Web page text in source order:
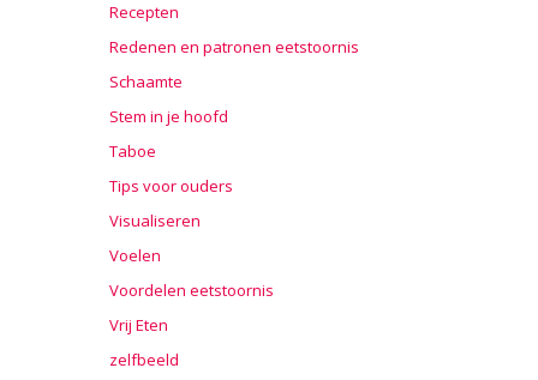
Recepten
Redenen en patronen eetstoornis
Schaamte
Stem in je hoofd
Taboe
Tips voor ouders
Visualiseren
Voelen
Voordelen eetstoornis
Vrij Eten
zelfbeeld